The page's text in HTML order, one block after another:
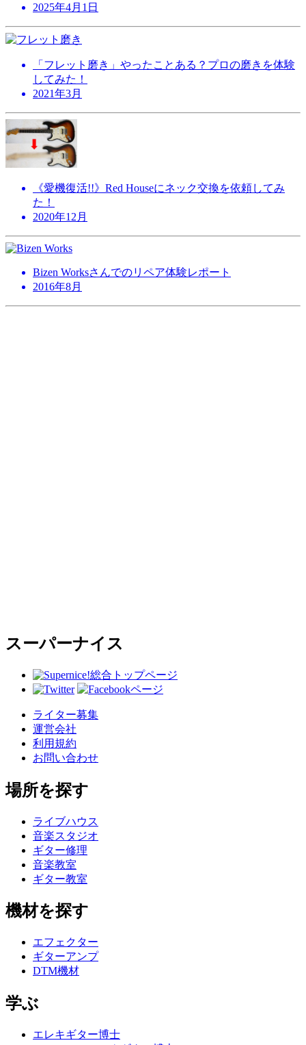
2025年4月1日
「フレット磨き」やったことある？プロの磨きを体験
してみた！
2021年3月
《愛機復活!!》Red Houseにネック交換を依頼してみ
た！
2020年12月
Bizen Worksさんでのリペア体験レポート
2016年8月
スーパーナイス
総合トップページ
ライター募集
運営会社
利用規約
お問い合わせ
場所を探す
ライブハウス
音楽スタジオ
ギター修理
音楽教室
ギター教室
機材を探す
エフェクター
ギターアンプ
DTM機材
学ぶ
エレキギター博士